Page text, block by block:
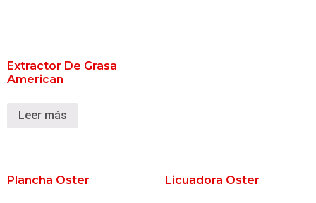
Extractor De Grasa
American
Leer más
Plancha Oster Licuadora Oster